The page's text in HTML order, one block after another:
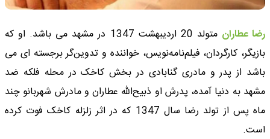
رضا عطاران
متولد 20 اردیبهشت 1347 در مشهد می باشد. او که
بازیگر، کارگردان، فیلم‌نامه‌نویس، خواننده و تدوین‌گر برجسته ای می
باشد از پدر و مادری گنابادی در بخش کاخک در محله فلکه ضد
مشهد به دنیا آمده، پدرش او ذبیح‌الله عطاران و مادرش شهربانو چند
ماه پس از تولد رضا سال 1347 که در اثر زلزله کاخک فوت کرده
است.